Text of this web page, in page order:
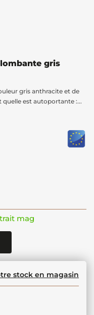
gris
gris anthracite et de
est autoportante :...
mag
stock en magasin